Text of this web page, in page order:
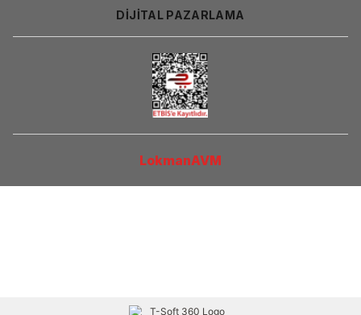
DİJİTAL PAZARLAMA
LokmanAVM